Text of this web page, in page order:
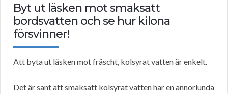
Byt ut läsken mot smaksatt
bordsvatten och se hur kilona
försvinner!
Att byta ut läsken mot fräscht, kolsyrat vatten är enkelt.
Det är sant att smaksatt kolsyrat vatten har en annorlunda